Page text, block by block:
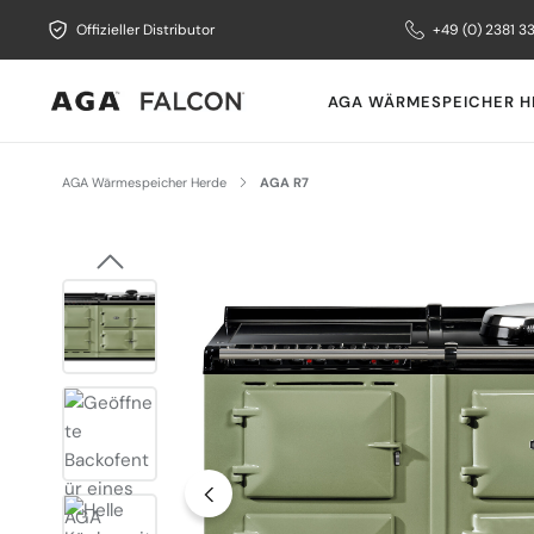
Offizieller Distributor +49 (0) 2381
AGA WÄRMESPEICHER
AGA Wärmespeicher Herde AGA R7
Bildergalerie überspringen